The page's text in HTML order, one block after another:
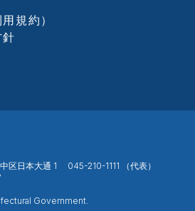
規約）
区日本大通 1 045-210-1111 （代表）
Government.